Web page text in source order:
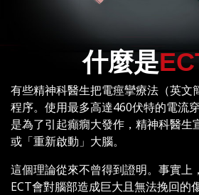
什麼是
有些精神科醫生把電痙攣療法（英文
程序。使用最多高達460伏特的電流
是為了引起癲癇大發作，精神科醫生
或「重新啟動」大腦。
這個理論從來不曾得到證明。事實上
ECT會對腦部造成巨大且無法挽回的傷